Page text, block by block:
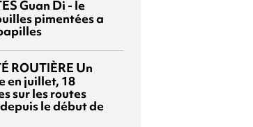
Guan Di - le
pimentées a
ROUTIÈRE Un
en juillet, 18
sur les routes
le début de